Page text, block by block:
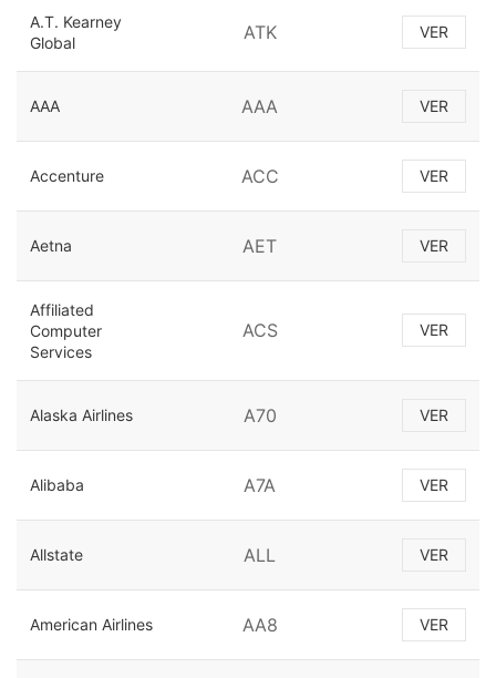
A.T. Kearney
Global
ATK VER
AAA AAA VER
Accenture ACC VER
Aetna AET VER
Affiliated
Computer
Services
ACS VER
Alaska Airlines A70 VER
Alibaba A7A VER
Allstate ALL VER
American Airlines AA8 VER